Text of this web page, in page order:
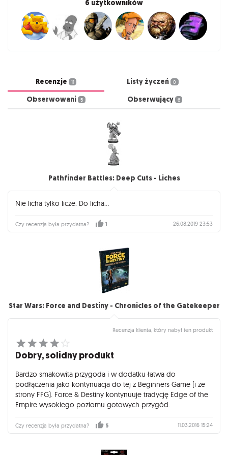
6 użytkowników
Recenzje 11 Listy życzeń 0
Obserwowani 5 Obserwujący 6
Pathfinder Battles: Deep Cuts - Liches
Nie licha tylko licze. Do licha...
Czy recenzja była przydatna? 1 26.08.2019 23:53
Star Wars: Force and Destiny - Chronicles of the Gatekeeper
Recenzja klienta, który nabył ten produkt
Dobry, solidny produkt
Bardzo smakowita przygoda i w dodatku łatwa do
podłączenia jako kontynuacja do tej z Beginners Game (i ze
strony FFG). Force & Destiny kontynuuje tradycję Edge of the
Empire wysokiego poziomu gotowych przygód.
Czy recenzja była przydatna? 5 11.03.2016 15:24